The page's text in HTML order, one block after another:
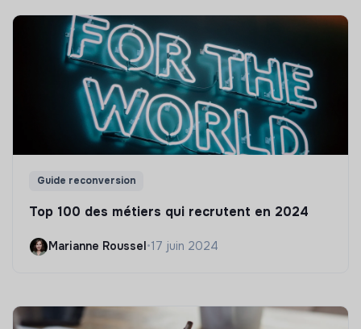
Guide reconversion
Top 100 des métiers qui recrutent en 2024
Marianne Roussel•17 juin 2024